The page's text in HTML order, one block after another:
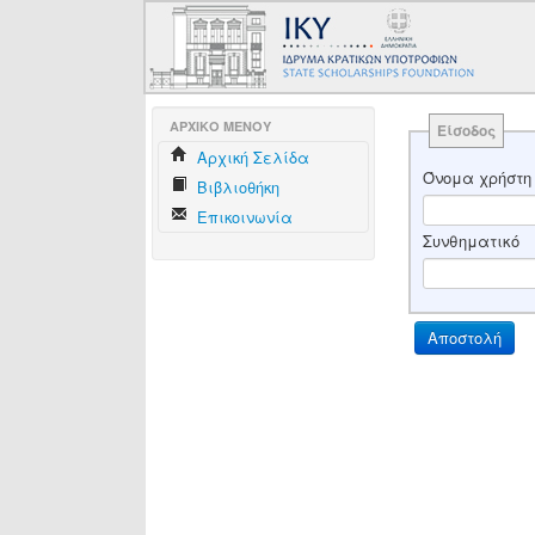
AΡΧΙΚΟ ΜΕΝΟΥ
Aρχική Σελίδα
Βιβλιοθήκη
Επικοινωνία
Είσοδος
Όνομα χρήστη
Συνθηματικό